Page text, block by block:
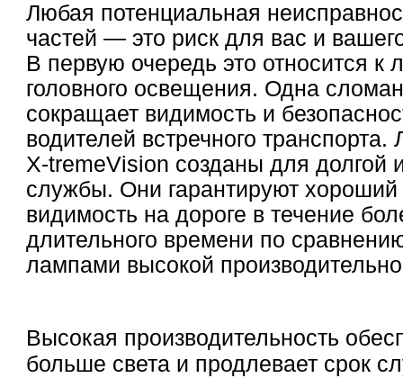
Любая потенциальная
частей — это риск для вас и
В первую очередь это относится к
головного освещения. Одна
сокращает видимость и
водителей встречного
X-tremeVision созданы для долгой
службы. Они гарантируют хороший
видимость на дороге в течение
длительного времени по
лампами высокой
Высокая производительность
больше света и продлевает срок